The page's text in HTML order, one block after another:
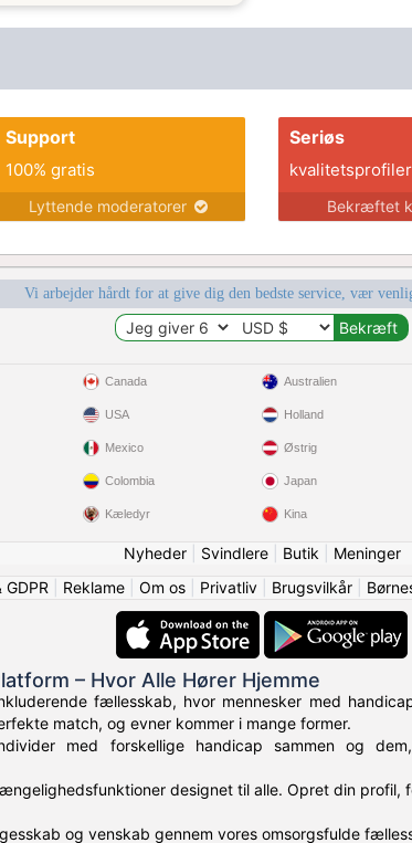
Support
100% gratis
Lyttende moderatorer
Seriøs
kvalitetsprofiler
Bekræftet
Vi arbejder hårdt for at give dig den bedste service, vær
Canada
USA
Mexico
Colombia
Kæledyr
Australien
Holland
Østrig
Japan
Kina
Nyheder| Svindlere| Butik
Meninger
Reklame Om os Privatliv Brugsvilkår
– Hvor Alle Hører Hjemme
fællesskab, hvor mennesker med
match, og evner kommer i mange former.
med forskellige handicap sammen og
designet til alle. Opret din
og venskab gennem vores omsorgsfulde